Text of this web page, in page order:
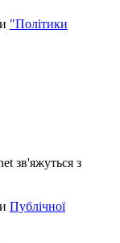
"Політики
зв'яжуться з
Публічної